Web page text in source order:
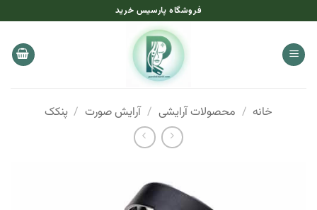
to
content
فروشگاه پارسیس خرید
خانه / محصولات آرایشی / آرایش صورت / پنکک